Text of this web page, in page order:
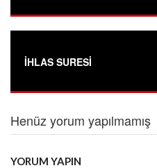
İHLAS SURESİ
Henüz yorum yapılmamış
YORUM YAPIN